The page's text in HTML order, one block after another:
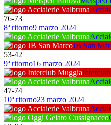
76-73
8ª ritorno9 marzo 2024
JB San
53-42
9ª ritorno16 marzo 2024
47-74
10ª ritorno23 marzo 2024